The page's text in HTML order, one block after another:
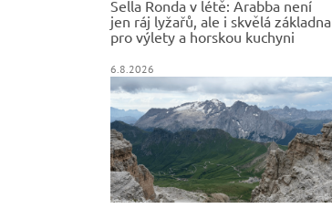
Sella Ronda v létě: Arabba není
jen ráj lyžařů, ale i skvělá základna
pro výlety a horskou kuchyni
6.8.2026